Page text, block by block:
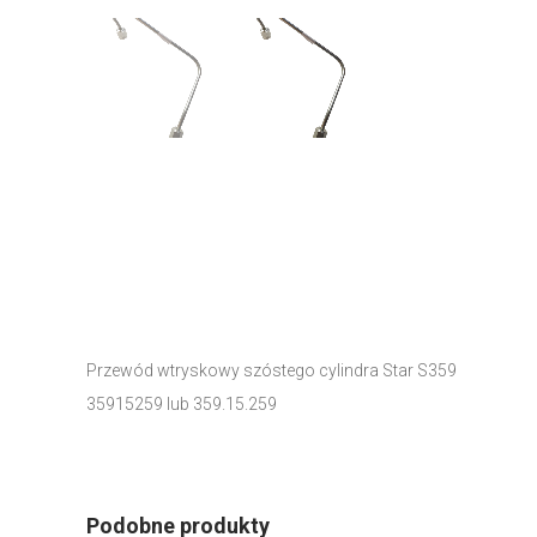
Przewód wtryskowy szóstego cylindra Star S359
35915259 lub 359.15.259
Podobne produkty